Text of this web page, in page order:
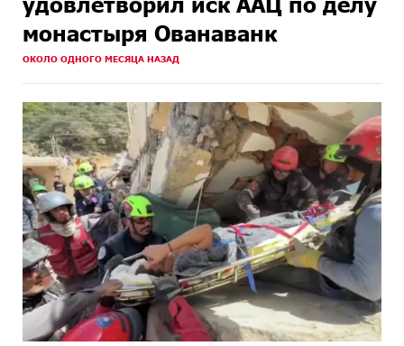
монастыря Ованаванк
ОКОЛО ОДНОГО МЕСЯЦА НАЗАД